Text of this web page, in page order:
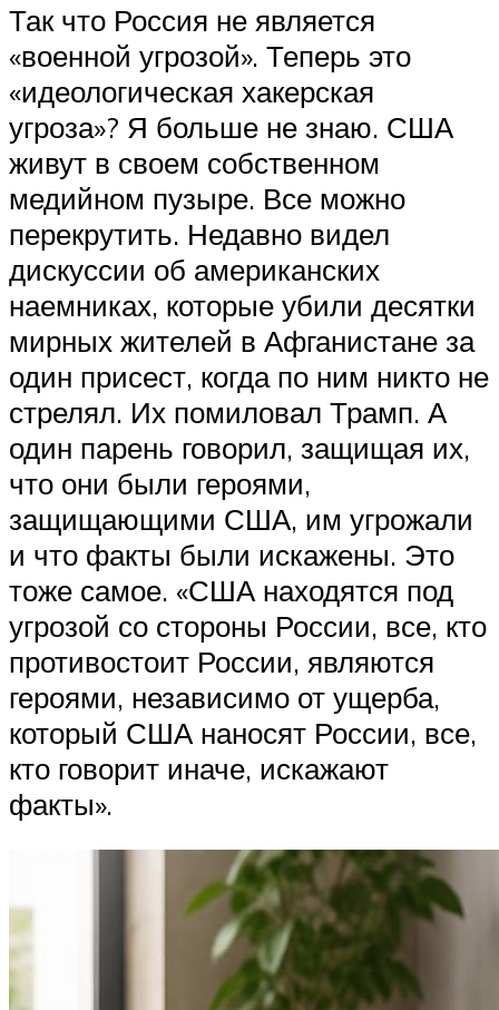
Так что Россия не является
«военной угрозой». Теперь это
«идеологическая хакерская
угроза»? Я больше не знаю. США
живут в своем собственном
медийном пузыре. Все можно
перекрутить. Недавно видел
дискуссии об американских
наемниках, которые убили десятки
мирных жителей в Афганистане за
один присест, когда по ним никто не
стрелял. Их помиловал Трамп. А
один парень говорил, защищая их,
что они были героями,
защищающими США, им угрожали
и что факты были искажены. Это
тоже самое. «США находятся под
угрозой со стороны России, все, кто
противостоит России, являются
героями, независимо от ущерба,
который США наносят России, все,
кто говорит иначе, искажают
факты».